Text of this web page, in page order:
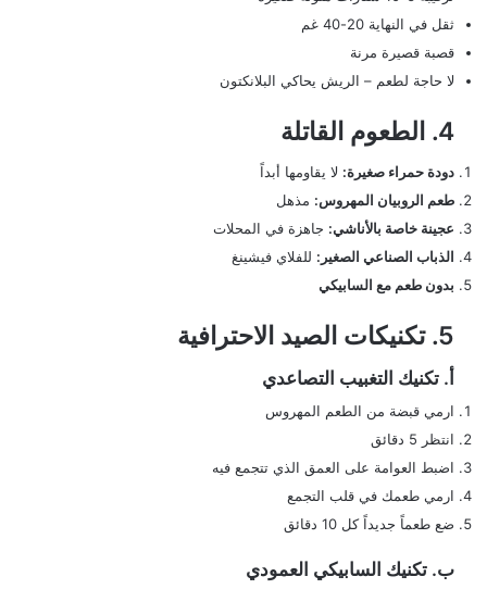
ثقل في النهاية 20-40 غم
قصبة قصيرة مرنة
لا حاجة لطعم – الريش يحاكي البلانكتون
4. الطعوم القاتلة
دودة حمراء صغيرة: لا يقاومها أبداً
طعم الروبيان المهروس: مذهل
عجينة خاصة بالأناشي: جاهزة في المحلات
الذباب الصناعي الصغير: للفلاي فيشينغ
بدون طعم مع السابيكي
5. تكنيكات الصيد الاحترافية
أ. تكنيك التغبيب التصاعدي
ارمي قبضة من الطعم المهروس
انتظر 5 دقائق
اضبط العوامة على العمق الذي تتجمع فيه
ارمي طعمك في قلب التجمع
ضع طعماً جديداً كل 10 دقائق
ب. تكنيك السابيكي العمودي